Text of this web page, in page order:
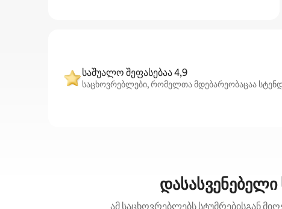
საშუალო შეფასებაა 4,9
საცხოვრებლები, რომელთა მდებარეობაცაა
ამ საცხოვრებლებს სტუმრებისგან